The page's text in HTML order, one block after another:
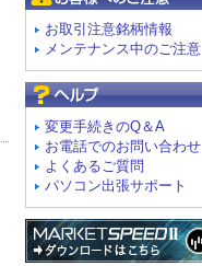
お取引注意銘柄情報
メンテナンス中のご注意
変更手続きのQ＆A
お電話でのお問い合わせ
よくあるご質問
パソコン出張サポート